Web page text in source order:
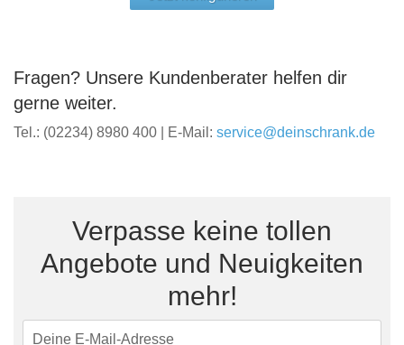
Fragen? Unsere Kundenberater helfen dir
gerne weiter.
Tel.: (02234) 8980 400 | E-Mail: service@deinschrank.de
Verpasse keine tollen
Angebote und Neuigkeiten
mehr!